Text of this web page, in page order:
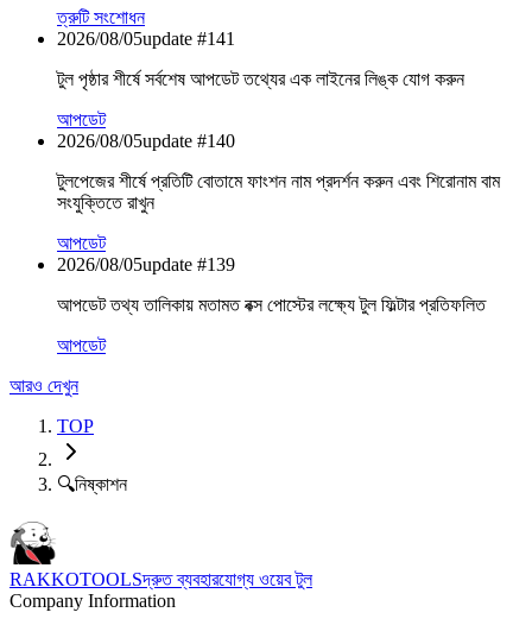
ত্রুটি সংশোধন
2026/08/05update #141
টুল পৃষ্ঠার শীর্ষে সর্বশেষ আপডেট তথ্যের এক লাইনের লিঙ্ক যোগ করুন
আপডেট
2026/08/05update #140
টুলপেজের শীর্ষে প্রতিটি বোতামে ফাংশন নাম প্রদর্শন করুন এবং শিরোনাম বাম
সংযুক্তিতে রাখুন
আপডেট
2026/08/05update #139
আপডেট তথ্য তালিকায় মতামত বক্স পোস্টের লক্ষ্যে টুল ফিল্টার প্রতিফলিত
আপডেট
আরও দেখুন
TOP
🔍নিষ্কাশন
RAKKOTOOLSদ্রুত ব্যবহারযোগ্য ওয়েব টুল
Company Information